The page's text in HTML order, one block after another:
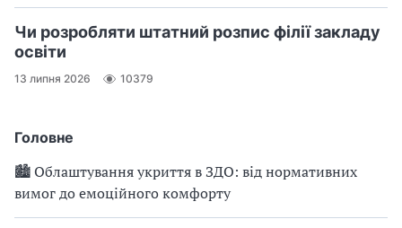
Головне
🏙 Облаштування укриття в ЗДО: від нормативних
вимог до емоційного комфорту
Чи розробляти штатний розпис філії закладу
освіти
13 липня 2026 10379